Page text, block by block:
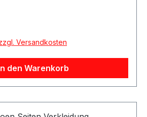
Versandkosten
den Warenkorb